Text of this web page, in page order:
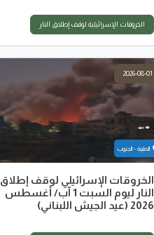
الخروقات الإسرائيلية لوقف إطلاق النار
2026-08-01
الطيبة - الجنوب
الخروقات الإسرائيلي لوقف إطلاق
النار ليوم السبت 1 آب/ أغسطس
2026 (عيد الجيش اللبناني)